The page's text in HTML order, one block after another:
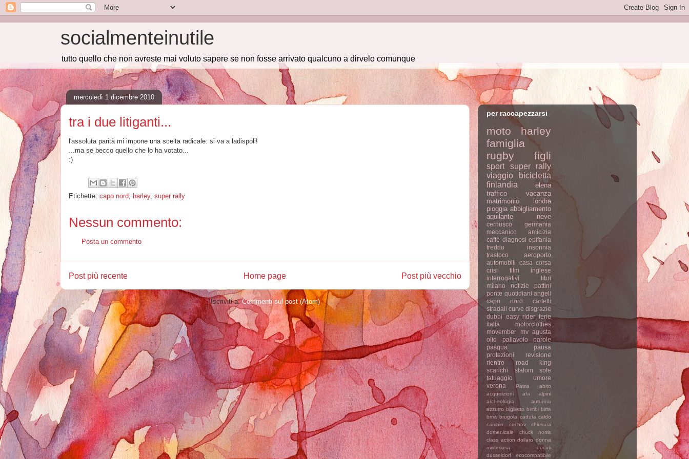
socialmenteinutile
tutto quello che non avreste mai voluto sapere se non fosse arrivato qualcuno a dirvelo comunque
mercoledì 1 dicembre 2010
tra i due litiganti...
l'assoluta parità mi impone una scelta radicale: si va a ladispoli!
...ma se becco quello che lo ha votato...
:)
Etichette: capo nord, harley, super rally
Nessun commento:
Posta un commento
Post più recente Post più vecchio
Home page
Iscriviti a:Commenti sul post (Atom)
per raccapezzarsi
moto
harley
famiglia
rugby
figli
sport
super rally
viaggio
bicicletta
finlandia
elena
traffico
vacanza
matrimonio
londra
pioggia abbigliamento
aquilante
neve
cernusco
germania
meccanico
amicizia
caffè diagnosi epifania
freddo
insonnia
trasloco
aeroporto
automobili
casa corsa
crisi
film
inglese
interrogativi
libri
milano
notizie
pattini
ponte quotidiani angeli
capo nord
cartelli
stradali curve disgrazie
dubbi
easy rider ferie
italia
motorclothes
movember
mv agusta
olio
pallavolo
parole
pasqua
pausa
protezioni
revisione
rientro
road king
scarichi
slalom
sole
tatuaggio
umore
verona
Patria
abito
acquisizioni
afa
alpini
archeologia
autunno
azzurro
biglietto bimbi birra
bmw brugola caduta caldo
cambio
cechov
chiusura
domenicale
chuck norris
class action dollaro donna
misteriosa
ducati
dusseldorf
ecocompatibile